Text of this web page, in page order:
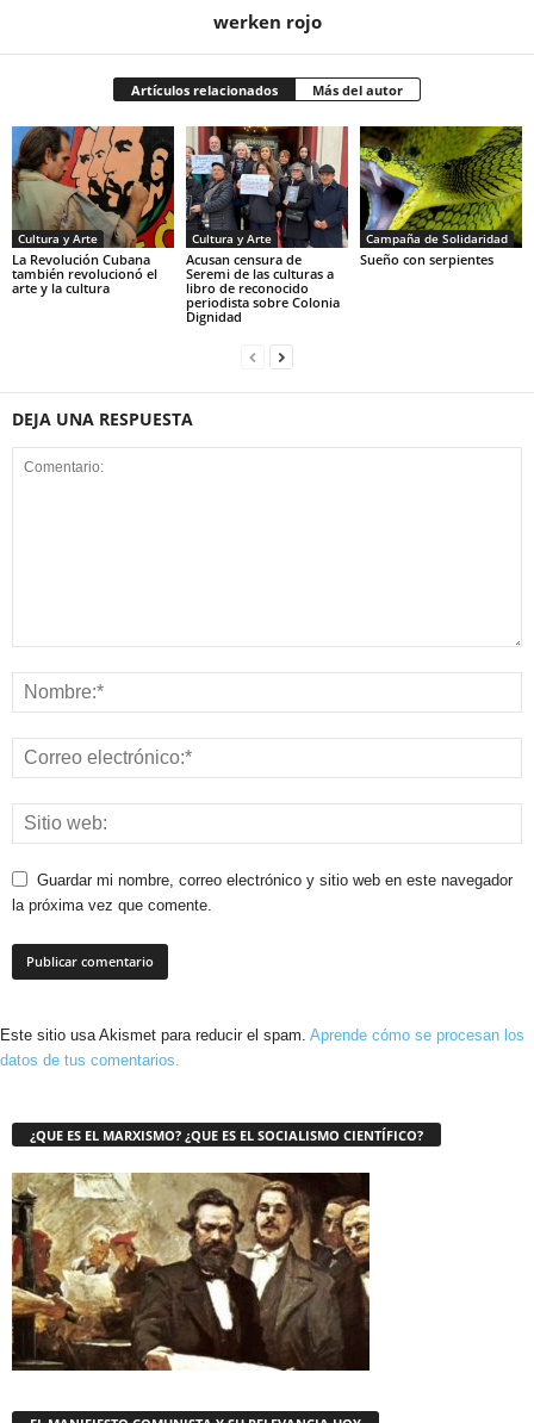
werken rojo
Artículos relacionados Más del autor
Cultura y Arte
La Revolución Cubana
también revolucionó el
arte y la cultura
Cultura y Arte
Acusan censura de
Seremi de las culturas a
libro de reconocido
periodista sobre Colonia
Dignidad
Campaña de Solidaridad
Sueño con serpientes
DEJA UNA RESPUESTA
Guardar mi nombre, correo electrónico y sitio web en este navegador
la próxima vez que comente.
Este sitio usa Akismet para reducir el spam. Aprende cómo se procesan los
datos de tus comentarios.
¿QUE ES EL MARXISMO? ¿QUE ES EL SOCIALISMO CIENTÍFICO?